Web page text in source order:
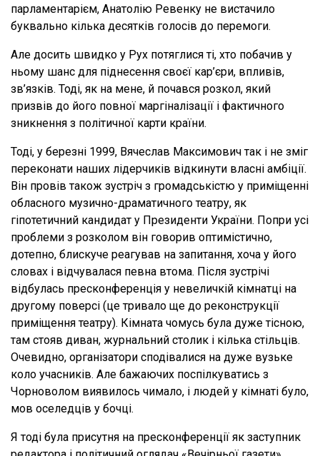
парламентарієм, Анатолію Ревенку не вистачило
буквально кілька десятків голосів до перемоги.
Але досить швидко у Рух потяглися ті, хто побачив у
ньому шанс для піднесення своєї кар’єри, впливів,
зв’язків. Тоді, як на мене, й почався розкол, який
призвів до його повної маргіналізації і фактичного
зникнення з політичної карти країни.
Тоді, у березні 1999, Вячеслав Максимович так і не зміг
переконати наших лідерчиків відкинути власні амбіції.
Він провів також зустріч з громадськістю у приміщенні
обласного музично-драматичного театру, як
гіпотетичний кандидат у Президенти України. Попри усі
проблеми з розколом він говорив оптимістично,
дотепно, блискуче реагував на запитання, хоча у його
словах і відчувалася певна втома. Після зустрічі
відбулась пресконференція у невеличкій кімнатці на
другому поверсі (це тривало ще до реконструкції
приміщення театру). Кімната чомусь була дуже тісною,
там стояв диван, журнальний столик і кілька стільців.
Очевидно, організатори сподівалися на дуже вузьке
коло учасників. Але бажаючих поспілкуватись з
Чорноволом виявилось чимало, і людей у кімнаті було,
мов оселедців у бочці.
Я тоді була присутня на пресконференції як заступник